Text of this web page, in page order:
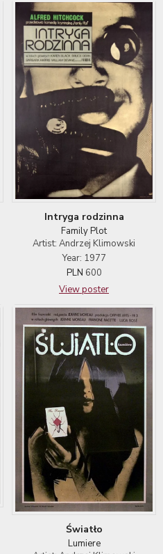
Intryga rodzinna
Family Plot
Artist: Andrzej Klimowski
Year: 1977
PLN 600
View poster
Światło
Lumiere